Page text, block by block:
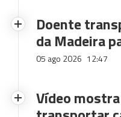
Doente
da Madeira
05 ago 2026 12:47
Vídeo